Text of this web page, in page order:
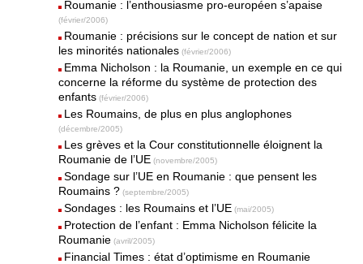
Roumanie : l’enthousiasme pro-européen s’apaise
(février/2006)
Roumanie : précisions sur le concept de nation et sur
les minorités nationales (février/2006)
Emma Nicholson : la Roumanie, un exemple en ce qui
concerne la réforme du système de protection des
enfants (février/2006)
Les Roumains, de plus en plus anglophones
(décembre/2005)
Les grèves et la Cour constitutionnelle éloignent la
Roumanie de l’UE (novembre/2005)
Sondage sur l’UE en Roumanie : que pensent les
Roumains ? (septembre/2005)
Sondages : les Roumains et l’UE (mai/2005)
Protection de l’enfant : Emma Nicholson félicite la
Roumanie (avril/2005)
Financial Times : état d’optimisme en Roumanie